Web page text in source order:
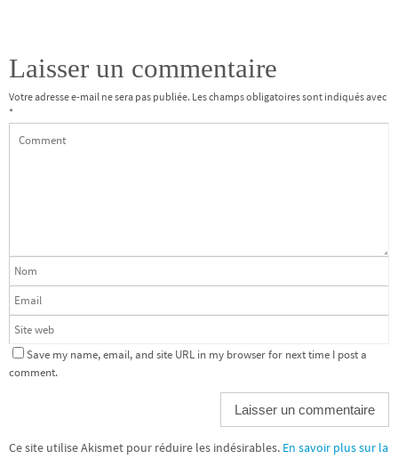
Laisser un commentaire
Votre adresse e-mail ne sera pas publiée. Les champs obligatoires sont indiqués avec
*
Save my name, email, and site URL in my browser for next time I post a
comment.
Ce site utilise Akismet pour réduire les indésirables. En savoir plus sur la